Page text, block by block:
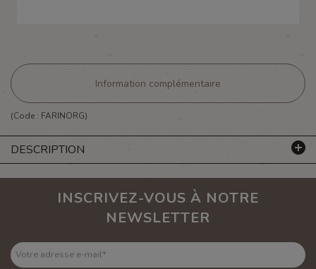
Information complémentaire
(Code : FARINORG)
DESCRIPTION
INSCRIVEZ-VOUS À NOTRE
NEWSLETTER
Votre adresse e-mail*